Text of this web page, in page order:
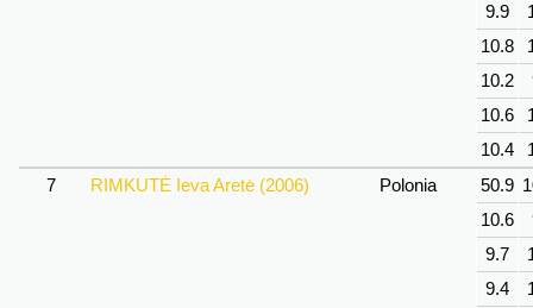
9.9
10.8
10.2
10.6
10.4
7
RIMKUTĖ Ieva Aretė (2006) Polonia 50.9
10.6
9.7
9.4